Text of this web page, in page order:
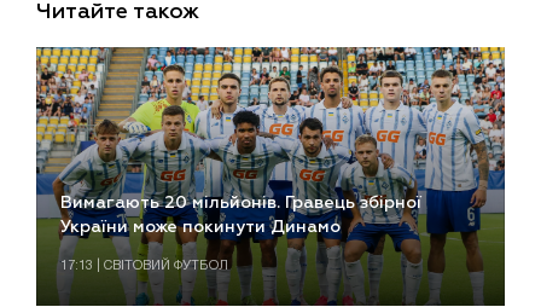
Читайте також
Вимагають 20 мільйонів. Гравець збірної
України може покинути Динамо
17:13 | СВІТОВИЙ ФУТБОЛ